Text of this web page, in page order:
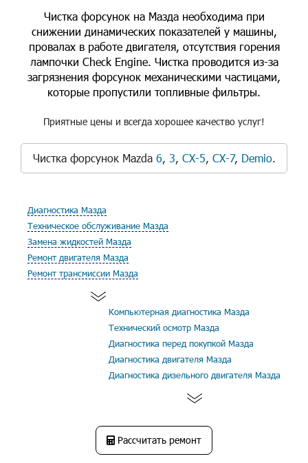
Чистка форсунок на Мазда необходима при
снижении динамических показателей у машины,
провалах в работе двигателя, отсутствия горения
лампочки Check Engine. Чистка проводится из-за
загрязнения форсунок механическими частицами,
которые пропустили топливные фильтры.
Приятные цены и всегда хорошее качество услуг!
Чистка форсунок Mazda 6, 3, CX-5, CX-7, Demio.
Диагностика Мазда
Техническое обслуживание Мазда
Замена жидкостей Мазда
Ремонт двигателя Мазда
Ремонт трансмиссии Мазда
Компьютерная диагностика Мазда
Технический осмотр Мазда
Диагностика перед покупкой Мазда
Диагностика двигателя Мазда
Диагностика дизельного двигателя Мазда
Рассчитать ремонт